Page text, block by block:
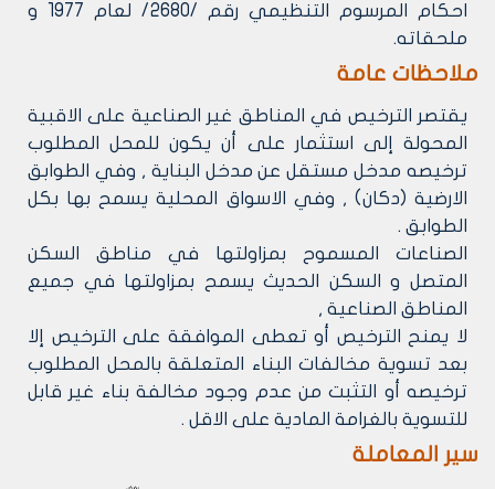
احكام المرسوم التنظيمي رقم /2680/ لعام 1977 و
ملحقاته.
ملاحظات عامة
يقتصر الترخيص في المناطق غير الصناعية على الاقبية
المحولة إلى استثمار على أن يكون للمحل المطلوب
ترخيصه مدخل مستقل عن مدخل البناية , وفي الطوابق
الارضية (دكان) , وفي الاسواق المحلية يسمح بها بكل
الطوابق .
الصناعات المسموح بمزاولتها في مناطق السكن
المتصل و السكن الحديث يسمح بمزاولتها في جميع
المناطق الصناعية ,
لا يمنح الترخيص أو تعطى الموافقة على الترخيص إلا
بعد تسوية مخالفات البناء المتعلقة بالمحل المطلوب
ترخيصه أو التثبت من عدم وجود مخالفة بناء غير قابل
للتسوية بالغرامة المادية على الاقل .
سير المعاملة